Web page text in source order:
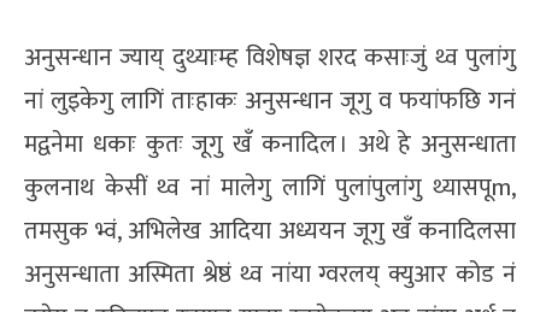
अनुसन्धान ज्याय् दुथ्याःम्ह विशेषज्ञ शरद कसाःजुं थ्व पुलांगु
नां लुइकेगु लागिं ताःहाकः अनुसन्धान जूगु व फयांफछि गनं
मद्वनेमा धकाः कुतः जूगु खँ कनादिल । अथे हे अनुसन्धाता
कुलनाथ केसीं थ्व नां मालेगु लागिं पुलांपुलांगु थ्यासपूm,
तमसुक भ्वं, अभिलेख आदिया अध्ययन जूगु खँ कनादिलसा
अनुसन्धाता अस्मिता श्रेष्ठं थ्व नांया ग्वरलय् क्युआर कोड नं